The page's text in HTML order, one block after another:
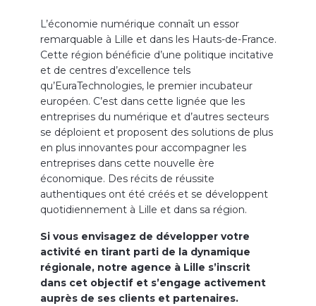
L’économie numérique connaît un essor
remarquable à Lille et dans les Hauts-de-France.
Cette région bénéficie d’une politique incitative
et de centres d’excellence tels
qu’EuraTechnologies, le premier incubateur
européen. C’est dans cette lignée que les
entreprises du numérique et d’autres secteurs
se déploient et proposent des solutions de plus
en plus innovantes pour accompagner les
entreprises dans cette nouvelle ère
économique. Des récits de réussite
authentiques ont été créés et se développent
quotidiennement à Lille et dans sa région.
Si vous envisagez de développer votre
activité en tirant parti de la dynamique
régionale, notre agence à Lille s’inscrit
dans cet objectif et s’engage activement
auprès de ses clients et partenaires.